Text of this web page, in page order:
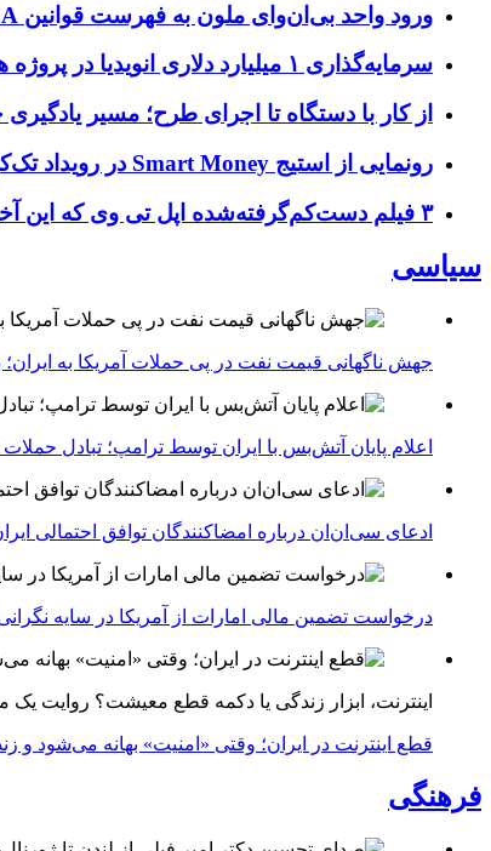
ورود واحد بی‌ان‌وای ملون به فهرست قوانین MiCA؛ افزودن ۱۵ ارائه‌دهنده جدید توسط نهاد نظارتی اروپا
سرمایه‌گذاری ۱ میلیارد دلاری انویدیا در پروژه هوش مصنوعی ناور
از کار با دستگاه تا اجرای طرح؛ مسیر یادگیری
رونمایی از استیج Smart Money در رویداد تک‌کرانچ دیسراپ ۲۰۲۶؛ بررسی آینده فین‌تک، پرداخت‌ ها و هوش مصنوعی
۳ فیلم دست‌کم‌گرفته‌شده اپل تی وی که این آخر هفته باید تماشا کنید
سیاسی
جهش ناگهانی قیمت نفت در پی حملات آمریکا به
اعلام پایان آتش‌بس با ایران توسط ترامپ؛ تبادل
ادعای سی‌ان‌ان درباره امضاکنندگان توافق احتمالی
درخواست تضمین مالی امارات از آمریکا در سایه نگرانی
اینترنت، ابزار زندگی یا دکمه قطع معیشت؟ روایت
قطع اینترنت در ایران؛ وقتی «امنیت» بهانه می‌شود و
فرهنگی